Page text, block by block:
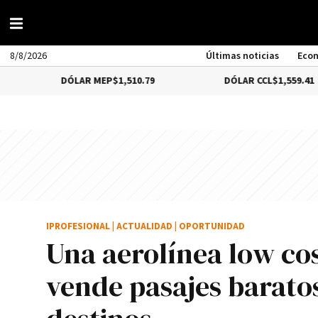
8/8/2026 Últimas noticias
DÓLAR MEP$1,510.79 DÓLAR CCL$1,559.41
Una aerolínea low
vende pasajes
IPROFESIONAL ACTUALIDAD OPORTUNIDAD